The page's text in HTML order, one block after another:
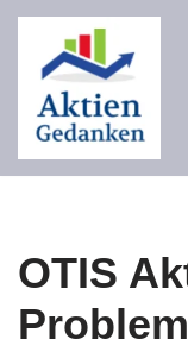
Zum
Inhalt
springen
OTIS